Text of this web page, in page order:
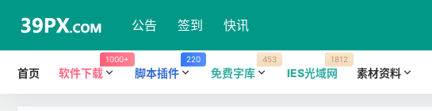
公告 签到 快讯
首页 软件下载
1000+
脚本插件
220
免费字库
453
IES光域网
1812
素材资料